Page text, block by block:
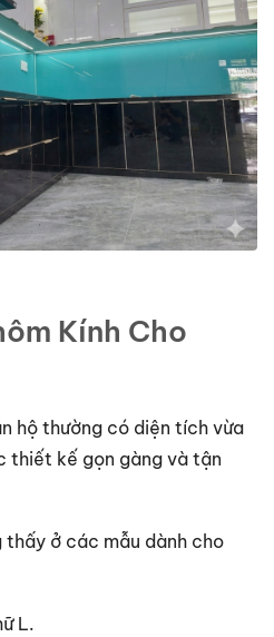
Kính Cho
hộ thường có diện tích vừa
thiết kế gọn gàng và tận
ở các mẫu dành cho
L.